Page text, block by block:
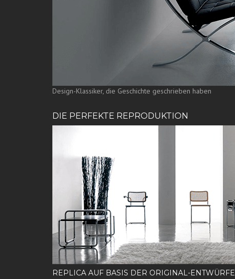
Design-Klassiker, die Geschichte geschrieben haben
DIE PERFEKTE REPRODUKTION
REPLICA AUF BASIS DER ORIGINAL-ENTWÜRFE